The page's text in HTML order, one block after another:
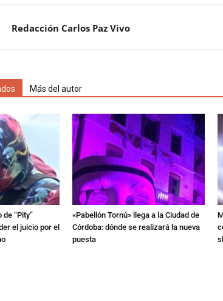
Redacción Carlos Paz Vivo
Más del autor
“Pity”
el juicio por el
«Pabellón Tornú» llega a la Ciudad de
Córdoba: dónde se realizará la nueva
puesta